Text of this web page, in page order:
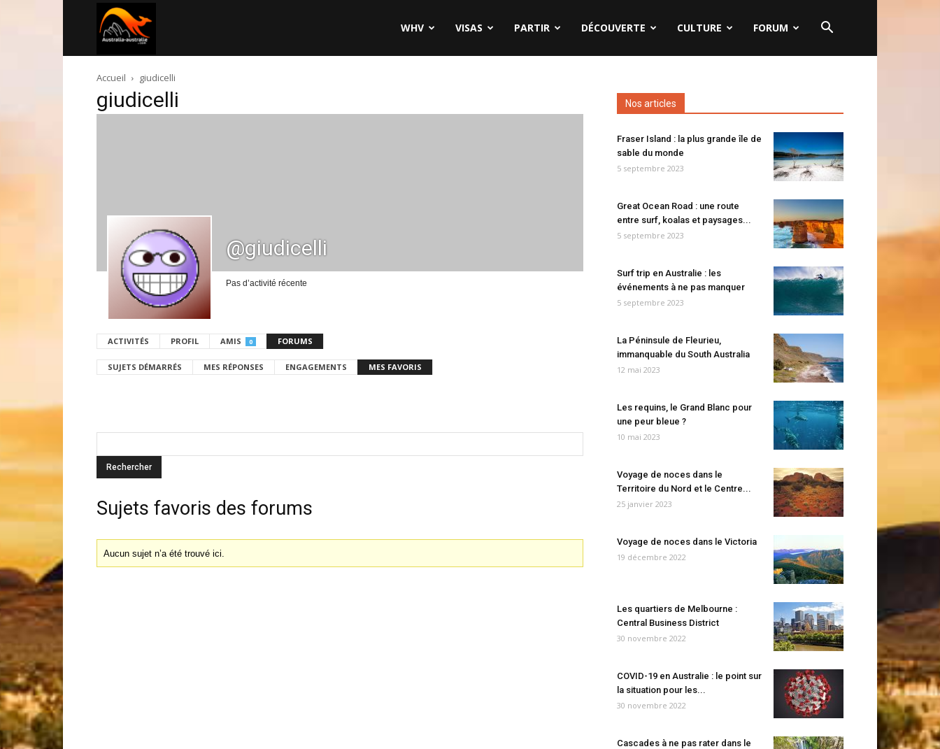
australie.com
WHV VISAS PARTIR DÉCOUVERTE CULTURE FORUM
Accueil giudicelli
giudicelli
@giudicelli
Pas d’activité récente
ACTIVITÉS PROFIL AMIS 0 FORUMS
SUJETS DÉMARRÉS MES RÉPONSES ENGAGEMENTS MES FAVORIS
Sujets favoris des forums
Aucun sujet n’a été trouvé ici.
Nos articles
Fraser Island : la plus grande île de
sable du monde
5 septembre 2023
Great Ocean Road : une route
entre surf, koalas et paysages...
5 septembre 2023
Surf trip en Australie : les
événements à ne pas manquer
5 septembre 2023
La Péninsule de Fleurieu,
immanquable du South Australia
12 mai 2023
Les requins, le Grand Blanc pour
une peur bleue ?
10 mai 2023
Voyage de noces dans le
Territoire du Nord et le Centre...
25 janvier 2023
Voyage de noces dans le Victoria
19 décembre 2022
Les quartiers de Melbourne :
Central Business District
30 novembre 2022
COVID-19 en Australie : le point sur
la situation pour les...
30 novembre 2022
Cascades à ne pas rater dans le